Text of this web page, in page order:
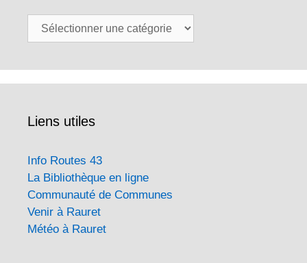
Catégories
Liens utiles
Info Routes 43
La Bibliothèque en ligne
Communauté de Communes
Venir à Rauret
Météo à Rauret